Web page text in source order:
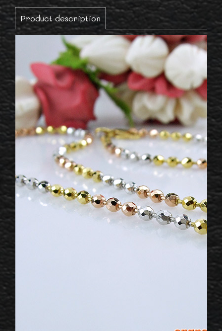
Product description